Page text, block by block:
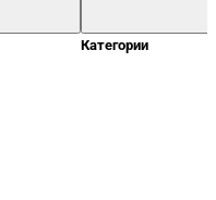
Категории